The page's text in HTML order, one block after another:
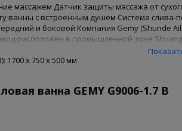
массажем Датчик защиты массажа от
ванны с встроенным душем Система слива-
и боковой Компания Gemy (Shunde
расположен в промышленной зоне
завода являются сантехнические изделия
- именно гидромассажные ванны.
Пеимущества: 1. АКРИЛ Ванны
x 750 x 500 мм
ванна GEMY G9006-1.7 B